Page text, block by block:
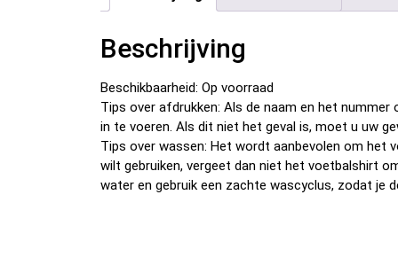
Beschrijving
Beschikbaarheid: Op voorraad
Tips over afdrukken: Als de naam en het
in te voeren. Als dit niet het geval is, moet u uw
Tips over wassen: Het wordt aanbevolen om het
wilt gebruiken, vergeet dan niet het voetbalshirt
water en gebruik een zachte wascyclus, zodat je